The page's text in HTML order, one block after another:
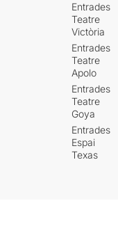
Entrades
Teatre
Victòria
Entrades
Teatre
Apolo
Entrades
Teatre
Goya
Entrades
Espai
Texas